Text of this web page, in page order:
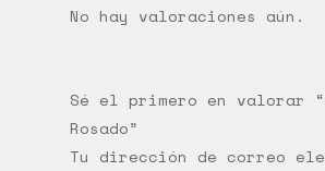
No hay valoraciones aún.
Sé el primero en valorar
Rosado”
Tu dirección de correo